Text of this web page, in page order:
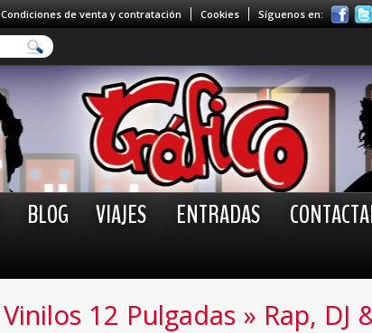
Condiciones de venta y contratación Cookies Síguenos en:
BLOG VIAJES ENTRADAS
Vinilos 12 Pulgadas » Rap, DJ